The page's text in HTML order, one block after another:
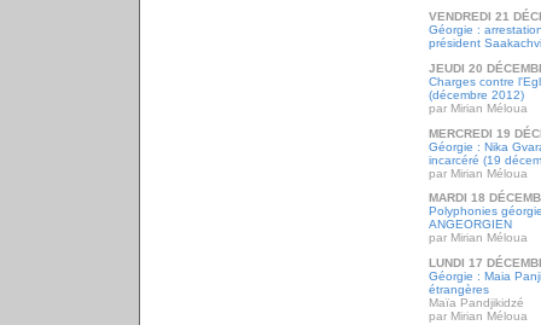
VENDREDI 21
Géorgie :
président
JEUDI 20
Charges contre
(décembre 2012)
par Mirian Méloua
MERCREDI 19
Géorgie : Nika
incarcéré (19
par Mirian Méloua
MARDI 18
Polyphonies
ANGEORGIEN
par Mirian Méloua
LUNDI 17
Géorgie : Maia
étrangères
Maïa Pandjikidzé
par Mirian Méloua